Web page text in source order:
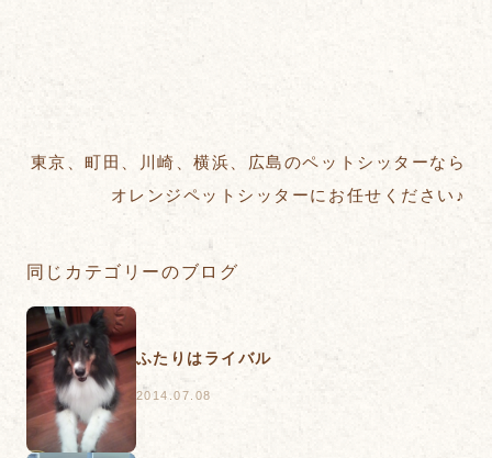
東京、町田、川崎、横浜、広島のペットシッターなら
オレンジペットシッターにお任せください♪
同じカテゴリーのブログ
ふたりはライバル
2014.07.08